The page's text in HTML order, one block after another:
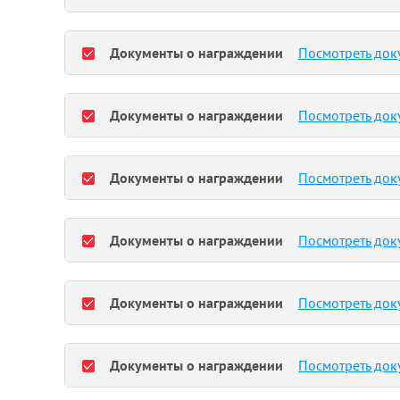
Документы о награждении Посмотреть
Документы о награждении Посмотреть
Документы о награждении Посмотреть
Документы о награждении Посмотреть
Документы о награждении Посмотреть
Документы о награждении Посмотреть